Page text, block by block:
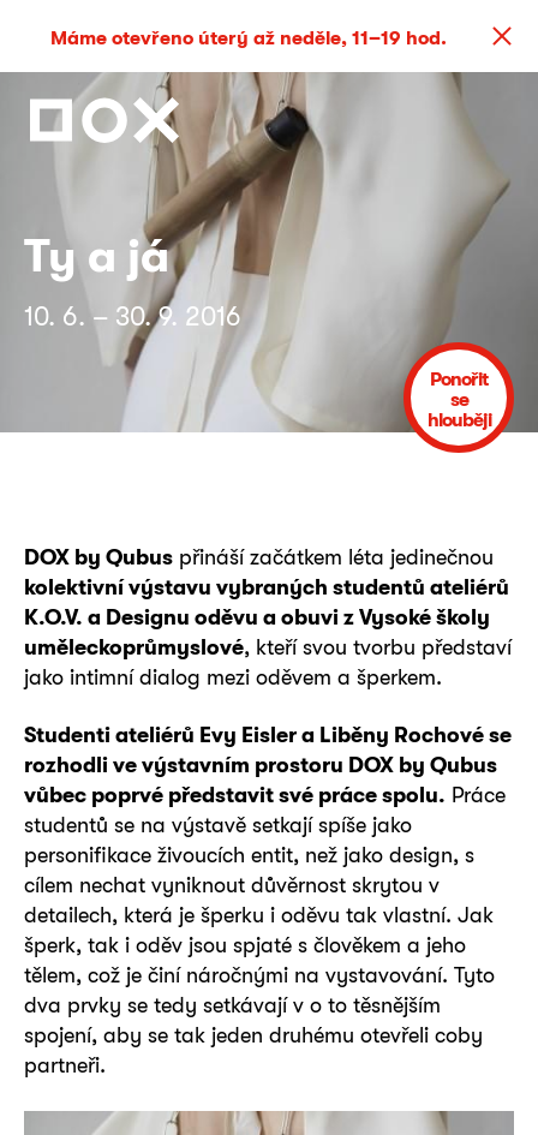
Máme otevřeno úterý až neděle, 11–19 hod.
Ty a já
10. 6. – 30. 9. 2016
Ponořit
se
hlouběji
DOX by Qubus přináší začátkem léta jedinečnou
kolektivní výstavu vybraných studentů ateliérů
K.O.V. a Designu oděvu a obuvi z Vysoké školy
uměleckoprůmyslové, kteří svou tvorbu představí
jako intimní dialog mezi oděvem a šperkem.
Studenti ateliérů Evy Eisler a Liběny Rochové se
rozhodli ve výstavním prostoru DOX by Qubus
vůbec poprvé představit své práce spolu. Práce
studentů se na výstavě setkají spíše jako
personifikace živoucích entit, než jako design, s
cílem nechat vyniknout důvěrnost skrytou v
detailech, která je šperku i oděvu tak vlastní. Jak
šperk, tak i oděv jsou spjaté s člověkem a jeho
tělem, což je činí náročnými na vystavování. Tyto
dva prvky se tedy setkávají v o to těsnějším
spojení, aby se tak jeden druhému otevřeli coby
partneři.